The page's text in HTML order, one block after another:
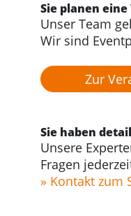
Sie planen
Unser Team
Wir sind
Zur
Sie haben
Unsere
Fragen
» Kontakt zum